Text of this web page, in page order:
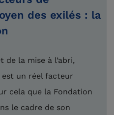
des exilés : la
de la mise à l’abri,
est un réel facteur
cela que la Fondation
le cadre de son